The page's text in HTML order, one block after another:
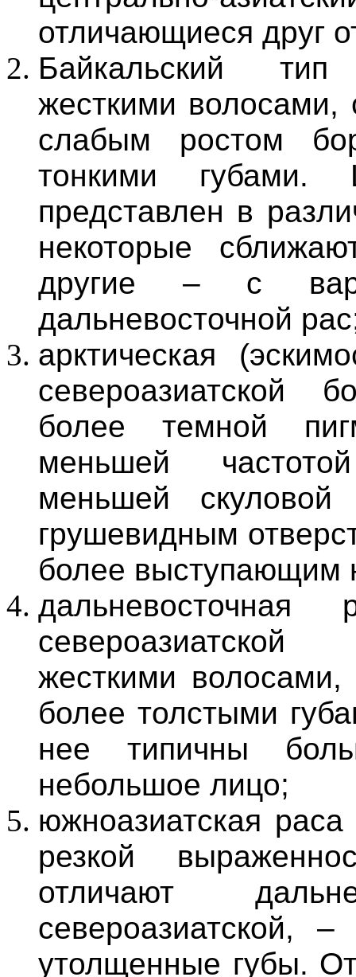
отличающиеся друг
Байкальский тип
жесткими волосами,
слабым ростом
тонкими губами.
представлен в
некоторые
другие – с
дальневосточной
арктическая
североазиатской
более темной
меньшей
меньшей
грушевидным
более выступающим
жесткими
более толстыми
нее типичны
небольшое лицо;
южноазиатская
резкой
отличают
североазиатской,
утолщенные губы.